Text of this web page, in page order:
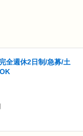
全週休2日制/急募/土